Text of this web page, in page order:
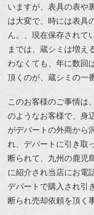
いますが、表具の表や
は大変で、時には表具
ん。、現在保存されて
までは、蔵シミは増え
わなくても、年に数回
頂くのが、蔵シミの一
このお客様のご事情は
のようなお客様で、身
がデパートの外商から
れ、デパートに引き取
断られて、九州の鹿児
に紹介され当店にお電
デパートで購入され引
断られ売却依頼を頂く